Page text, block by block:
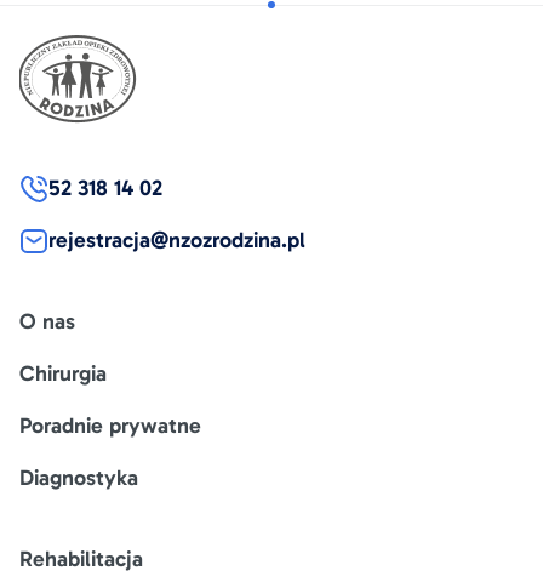
52 318 14 02
rejestracja@nzozrodzina.pl
O nas
Chirurgia
Poradnie prywatne
Diagnostyka
Rehabilitacja